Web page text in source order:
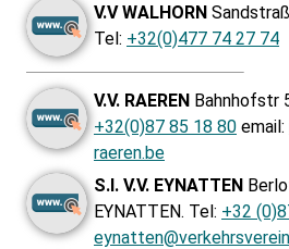
V.V WALHORN
Tel: +32(0)477 74 27 74
V.V. RAEREN Bahnhofstr
+32(0)87 85 18 80 email:
raeren.be
S.I. V.V. EYNATTEN
EYNATTEN. Tel: +32